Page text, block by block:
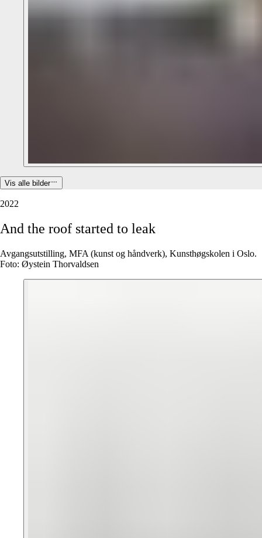
Vis alle bilder
2022
And the roof started to leak
Avgangsutstilling, MFA (kunst og håndverk), Kunsthøgskolen i Oslo.
Foto: Øystein Thorvaldsen